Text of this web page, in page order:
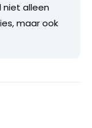
niet alleen
maar ook